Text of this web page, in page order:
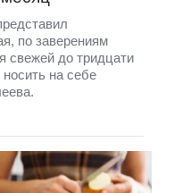
по заверениям
свежей до тридцати
на себе